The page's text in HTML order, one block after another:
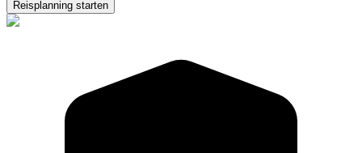
Reisplanning starten